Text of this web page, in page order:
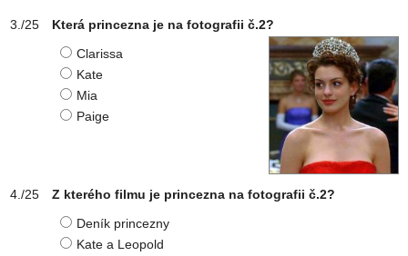
Která princezna je na fotografii č.2?
Clarissa
Kate
Mia
Paige
Z kterého filmu je princezna na fotografii č.2?
Deník princezny
Kate a Leopold